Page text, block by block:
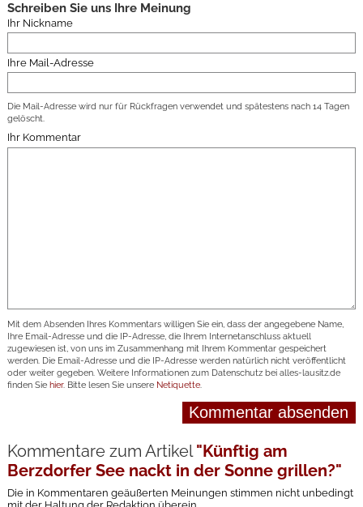
Schreiben Sie uns Ihre Meinung
Ihr Nickname
Ihre Mail-Adresse
Die Mail-Adresse wird nur für Rückfragen verwendet und spätestens nach 14 Tagen
gelöscht.
Ihr Kommentar
Mit dem Absenden Ihres Kommentars willigen Sie ein, dass der angegebene Name,
Ihre Email-Adresse und die IP-Adresse, die Ihrem Internetanschluss aktuell
zugewiesen ist, von uns im Zusammenhang mit Ihrem Kommentar gespeichert
werden. Die Email-Adresse und die IP-Adresse werden natürlich nicht veröffentlicht
oder weiter gegeben. Weitere Informationen zum Datenschutz bei alles-lausitz.de
finden Sie hier. Bitte lesen Sie unsere Netiquette.
Kommentare zum Artikel"Künftig am
Berzdorfer See nackt in der Sonne grillen?"
Die in Kommentaren geäußerten Meinungen stimmen nicht unbedingt